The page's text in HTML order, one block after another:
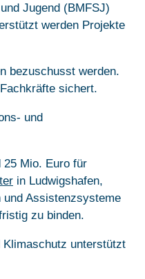
Jugend (BMFSJ)
werden Projekte
bezuschusst werden.
sichert.
und
25 Mio. Euro für
in Ludwigshafen,
und Assistenzsysteme
zu binden.
unterstützt